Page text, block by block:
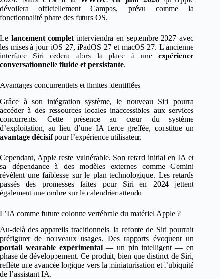
dévoilera officiellement Campos, prévu comme la
fonctionnalité phare des futurs OS.
Le lancement completinterviendra en septembre 2027 avec
les mises à jour iOS 27, iPadOS 27 et macOS 27. L’ancienne
interface Siri cèdera alors la place à uneexpérience
conversationnelle fluide et persistante.
Avantages concurrentiels et limites identifiées
Grâce à son intégration système, le nouveau Siri pourra
accéder à des ressources locales inaccessibles aux services
concurrents. Cette présence au cœur du système
d’exploitation, au lieu d’une IA tierce greffée, constitue un
avantage décisifpour l’expérience utilisateur.
Cependant, Apple reste vulnérable. Son retard initial en IA et
sa dépendance à des modèles externes comme Gemini
révèlent une faiblesse sur le plan technologique. Les retards
passés des promesses faites pour Siri en 2024 jettent
également une ombre sur le calendrier attendu.
L’IA comme future colonne vertébrale du matériel Apple ?
Au-delà des appareils traditionnels, la refonte de Siri pourrait
préfigurer de nouveaux usages. Des rapports évoquent un
portail wearable expérimental— un pin intelligent — en
phase de développement. Ce produit, bien que distinct de Siri,
reflète une avancée logique vers la miniaturisation et l’ubiquité
de l’assistant IA.